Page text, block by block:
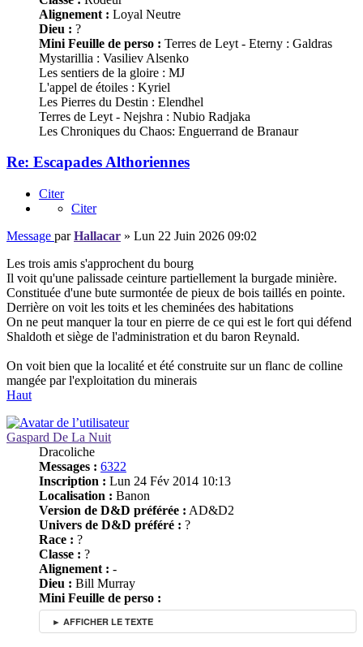
Alignement : Loyal Neutre
Dieu : ?
Mini Feuille de perso : Terres de Leyt - Eterny : Galdras
Mystarillia : Vasiliev Alsenko
Les sentiers de la gloire : MJ
L'appel de étoiles : Kyriel
Les Pierres du Destin : Elendhel
Terres de Leyt - Nejshra : Nubio Radjaka
Les Chroniques du Chaos: Enguerrand de Branaur
Re: Escapades Althoriennes
Citer
Citer
Message parHallacar » Lun 22 Juin 2026 09:02
Les trois amis s'approchent du bourg
Il voit qu'une palissade ceinture partiellement la burgade minière.
Constituée d'une bute surmontée de pieux de bois taillés en pointe.
Derrière on voit les toits et les cheminées des habitations
On ne peut manquer la tour en pierre de ce qui est le fort qui défend
Shaldoth et siège de l'administration et du baron Reynald.
On voit bien que la localité et été construite sur un flanc de colline
mangée par l'exploitation du minerais
Haut
Gaspard De La Nuit
Dracoliche
Messages : 6322
Inscription : Lun 24 Fév 2014 10:13
Localisation : Banon
Version de D&D préférée : AD&D2
Univers de D&D préféré : ?
Race : ?
Classe : ?
Alignement : -
Dieu : Bill Murray
Mini Feuille de perso :
► AFFICHER LE TEXTE